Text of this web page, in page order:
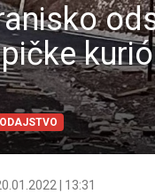
| 13:31